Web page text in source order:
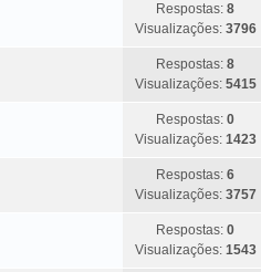
Respostas:8
Visualizações: 3796
Respostas:8
Visualizações: 5415
Respostas:0
Visualizações: 1423
Respostas:6
Visualizações: 3757
Respostas:0
Visualizações: 1543